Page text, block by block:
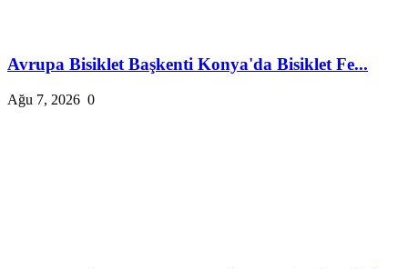
Avrupa Bisiklet Başkenti Konya'da Bisiklet Fe...
Ağu 7, 2026 0